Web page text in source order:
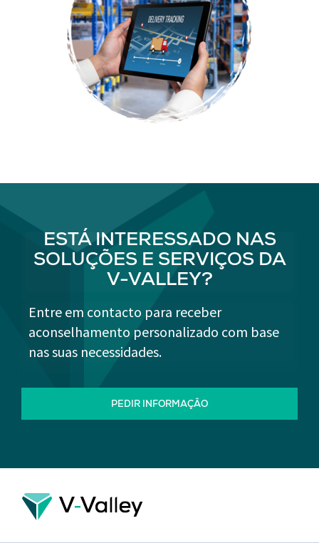
ESTÁ INTERESSADO NAS
SOLUÇÕES E SERVIÇOS DA
V-VALLEY?
Entre em contacto para receber
aconselhamento personalizado com base
nas suas necessidades.
PEDIR INFORMAÇÃO